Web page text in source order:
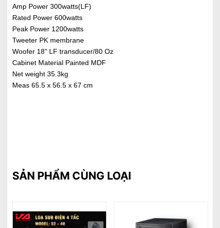
Amp Power 300watts(LF)
Rated Power 600watts
Peak Power 1200watts
Tweeter PK membrane
Woofer 18” LF transducer/80 Oz
Cabinet Material Painted MDF
Net weight 35.3kg
Meas 65.5 x 56.5 x 67 cm
SẢN PHẨM CÙNG LOẠI